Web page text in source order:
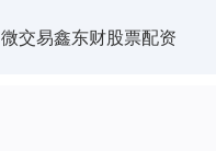
微交易鑫东财股票配资